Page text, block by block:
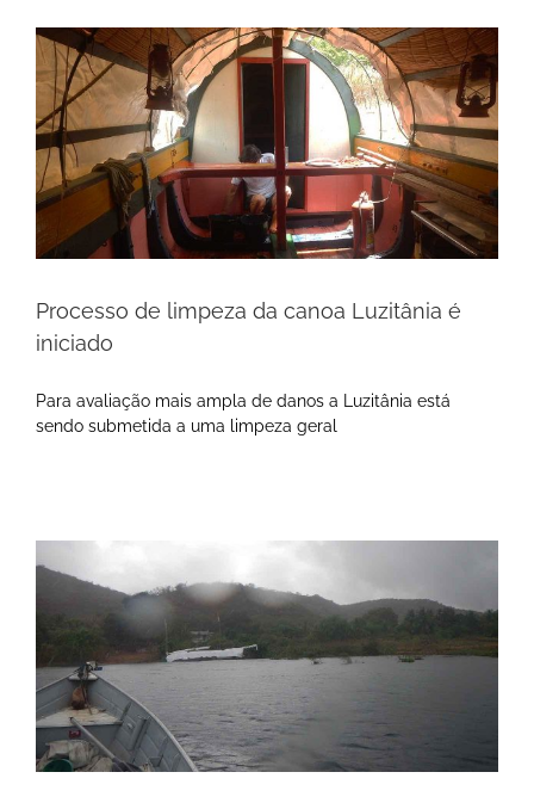
Processo de limpeza da canoa Luzitânia é
iniciado
Para avaliação mais ampla de danos a Luzitânia está
sendo submetida a uma limpeza geral